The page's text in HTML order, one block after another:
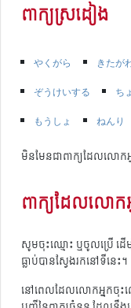
ពាក្យស្រដៀង
やくがら きたが
ぞうけいする
ち
もうしょ
ねんり
មិនមែនជាពាក្យដែលលោក
ពាក្យដែលលោកអ្
សូមចុះឈ្មោះ ឬចូលប្រើ ដើ
ធ្លាប់បានស្វែងរកនៅទីនេះ។
នៅពេលដែលលោកអ្នកចុះ